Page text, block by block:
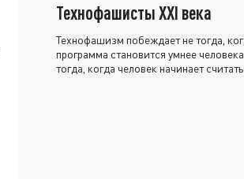
Технофашисты XXI века
Технофашизм побеждает не тогда,
программа становится умнее
тогда, когда человек начинает